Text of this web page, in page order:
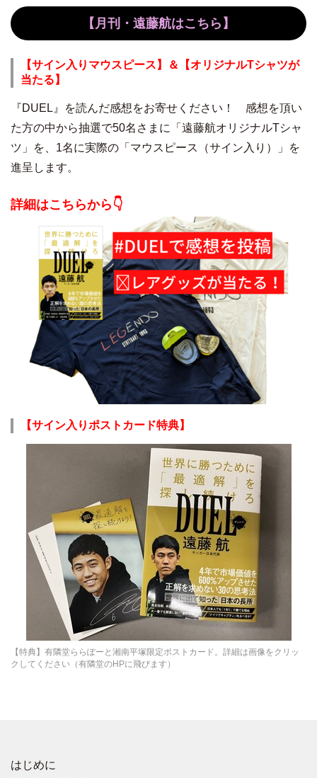
【月刊・遠藤航はこちら】
【サイン入りマウスピース】＆【オリジナルTシャツが
当たる】
『DUEL』を読んだ感想をお寄せください！ 感想を頂い
た方の中から抽選で50名さまに「遠藤航オリジナルTシャ
ツ」を、1名に実際の「マウスピース（サイン入り）」を
進呈します。
詳細はこちらから👇
【サイン入りポストカード特典】
【特典】有隣堂ららぽーと湘南平塚限定ポストカード。詳細は画像をクリッ
クしてください（有隣堂のHPに飛びます）
はじめに